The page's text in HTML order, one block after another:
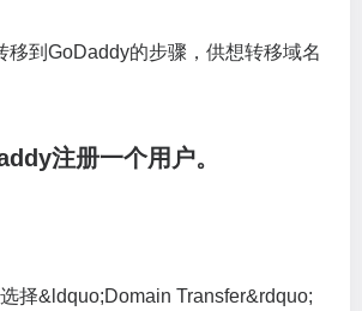
移到GoDaddy的步骤，供想转移域名
注册一个用户。
择&ldquo;Domain Transfer&rdquo;